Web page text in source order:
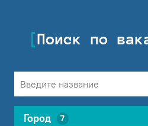
Поиск по
Город 7